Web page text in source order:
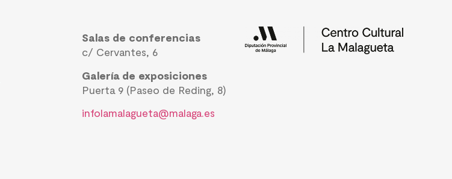
Salas de conferencias
c/ Cervantes, 6
Galería de exposiciones
Puerta 9 (Paseo de Reding, 8)
infolamalagueta@malaga.es